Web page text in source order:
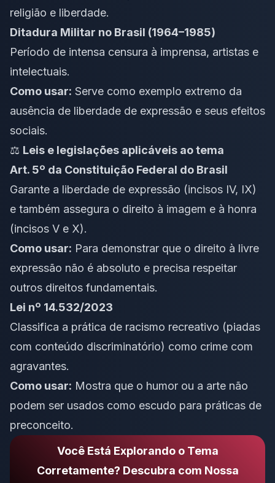
religião e liberdade.
Ditadura Militar no Brasil (1964–1985)
Período de intensa censura à imprensa, artistas e
intelectuais.
Como usar: Serve como exemplo extremo da
ausência de liberdade de expressão e seus efeitos
sociais.
⚖️ Leis e legislações aplicáveis ao tema
Art. 5º da Constituição Federal do Brasil
Garante a liberdade de expressão (incisos IV, IX)
e também assegura o direito à imagem e à honra
(incisos V e X).
Como usar: Para demonstrar que o direito à livre
expressão não é absoluto e precisa respeitar
outros direitos fundamentais.
Lei nº 14.532/2023
Classifica a prática de racismo recreativo (piadas
com conteúdo discriminatório) como crime com
agravantes.
Como usar: Mostra que o humor ou a arte não
podem ser usados como escudo para práticas de
preconceito.
Você Está Explorando o Tema
Corretamente? Descubra com Nossa